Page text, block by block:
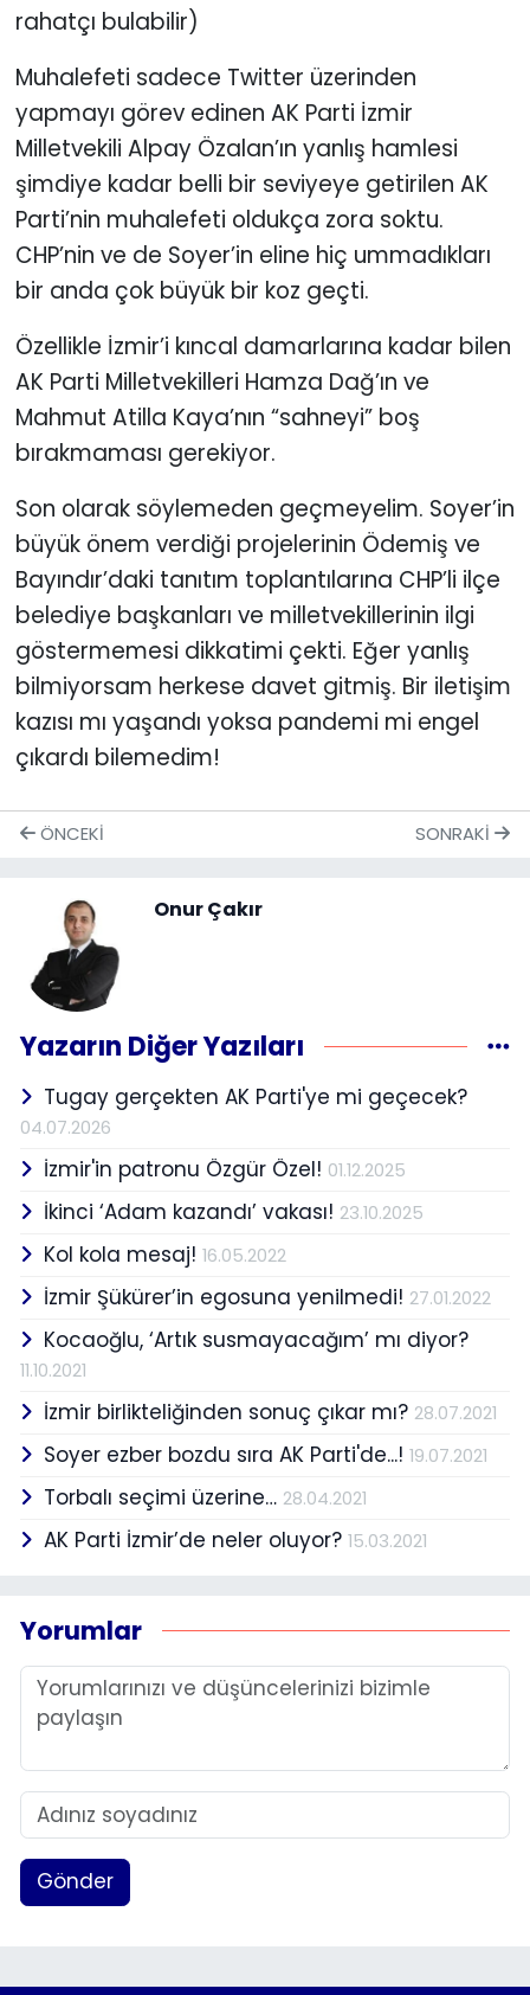
rahatçı bulabilir)
Muhalefeti sadece Twitter üzerinden
yapmayı görev edinen AK Parti İzmir
Milletvekili Alpay Özalan’ın yanlış hamlesi
şimdiye kadar belli bir seviyeye getirilen AK
Parti’nin muhalefeti oldukça zora soktu.
CHP’nin ve de Soyer’in eline hiç ummadıkları
bir anda çok büyük bir koz geçti.
Özellikle İzmir’i kıncal damarlarına kadar bilen
AK Parti Milletvekilleri Hamza Dağ’ın ve
Mahmut Atilla Kaya’nın “sahneyi” boş
bırakmaması gerekiyor.
Son olarak söylemeden geçmeyelim. Soyer’in
büyük önem verdiği projelerinin Ödemiş ve
Bayındır’daki tanıtım toplantılarına CHP’li ilçe
belediye başkanları ve milletvekillerinin ilgi
göstermemesi dikkatimi çekti. Eğer yanlış
bilmiyorsam herkese davet gitmiş. Bir iletişim
kazısı mı yaşandı yoksa pandemi mi engel
çıkardı bilemedim!
ÖNCEKI SONRAKI
Onur Çakır
Yazarın Diğer Yazıları
Tugay gerçekten AK Parti'ye mi geçecek?
04.07.2026
İzmir'in patronu Özgür Özel! 01.12.2025
İkinci ‘Adam kazandı’ vakası! 23.10.2025
Kol kola mesaj! 16.05.2022
İzmir Şükürer’in egosuna yenilmedi! 27.01.2022
Kocaoğlu, ‘Artık susmayacağım’ mı diyor?
11.10.2021
İzmir birlikteliğinden sonuç çıkar mı? 28.07.2021
Soyer ezber bozdu sıra AK Parti'de...! 19.07.2021
Torbalı seçimi üzerine… 28.04.2021
AK Parti İzmir’de neler oluyor? 15.03.2021
Yorumlar
Gönder